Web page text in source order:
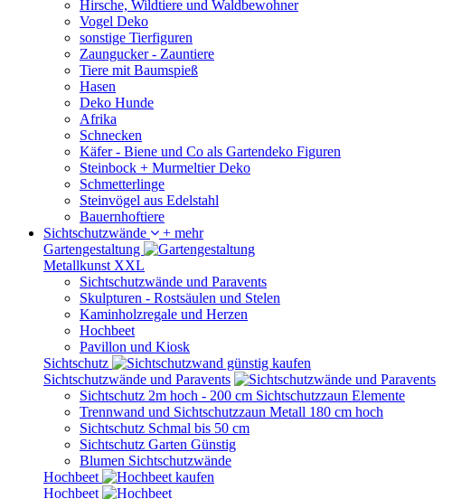
Hirsche, Wildtiere und Waldbewohner
Vogel Deko
sonstige Tierfiguren
Zaungucker - Zauntiere
Tiere mit Baumspieß
Hasen
Deko Hunde
Afrika
Schnecken
Käfer - Biene und Co als Gartendeko Figuren
Steinbock + Murmeltier Deko
Schmetterlinge
Steinvögel aus Edelstahl
Bauernhoftiere
Sichtschutzwände
+ mehr
Gartengestaltung
Metallkunst XXL
Sichtschutzwände und Paravents
Skulpturen - Rostsäulen und Stelen
Kaminholzregale und Herzen
Hochbeet
Pavillon und Kiosk
Sichtschutz
Sichtschutzwände und Paravents
Sichtschutz 2m hoch - 200 cm Sichtschutzzaun Elemente
Trennwand und Sichtschutzzaun Metall 180 cm hoch
Sichtschutz Schmal bis 50 cm
Sichtschutz Garten Günstig
Blumen Sichtschutzwände
Hochbeet
Hochbeet